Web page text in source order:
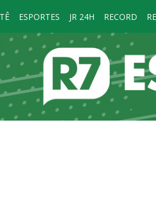
ESPORTES JR 24H RECORD